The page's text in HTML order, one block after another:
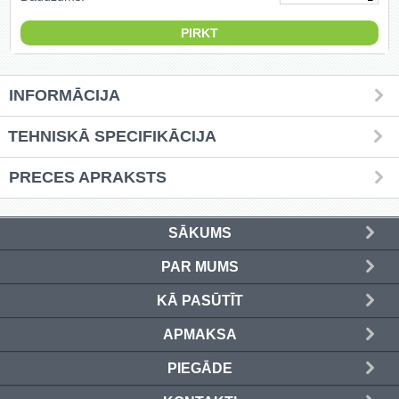
INFORMĀCIJA
TEHNISKĀ SPECIFIKĀCIJA
PRECES APRAKSTS
SĀKUMS
PAR MUMS
KĀ PASŪTĪT
APMAKSA
PIEGĀDE
Griešanas diski un zāģa asmeņi
(50)
Hidrauliskās preses (20)
Hidrauliskie instrumenti (40)
Instrumentu komplekti (554)
Instrumentu rezerves daļas (37)
Krāsošanas instrumenti (133)